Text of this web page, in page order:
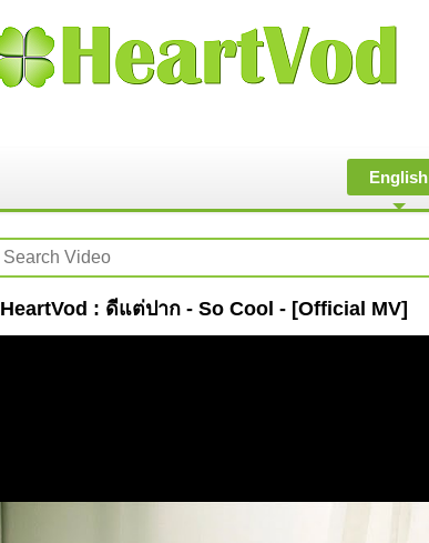
English
HeartVod : ดีแต่ปาก - So Cool - [Official MV]